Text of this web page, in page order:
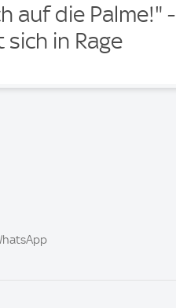
auf die Palme!" -
in Rage